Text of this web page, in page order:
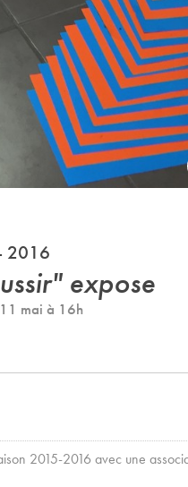
2016
expose
mai à 16h
2015-2016 avec une